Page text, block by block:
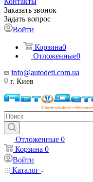
Заказать звонок
Задать вопрос
Войти
Корзина0
Отложенные0
info@autodeti.com.ua
г. Киев
Отложенные 0
Корзина 0
Войти
Каталог